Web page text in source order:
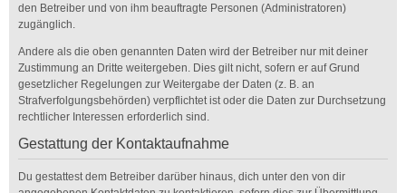
den Betreiber und von ihm beauftragte Personen (Administratoren)
zugänglich.
Andere als die oben genannten Daten wird der Betreiber nur mit deiner
Zustimmung an Dritte weitergeben. Dies gilt nicht, sofern er auf Grund
gesetzlicher Regelungen zur Weitergabe der Daten (z. B. an
Strafverfolgungsbehörden) verpflichtet ist oder die Daten zur Durchsetzung
rechtlicher Interessen erforderlich sind.
Gestattung der Kontaktaufnahme
Du gestattest dem Betreiber darüber hinaus, dich unter den von dir